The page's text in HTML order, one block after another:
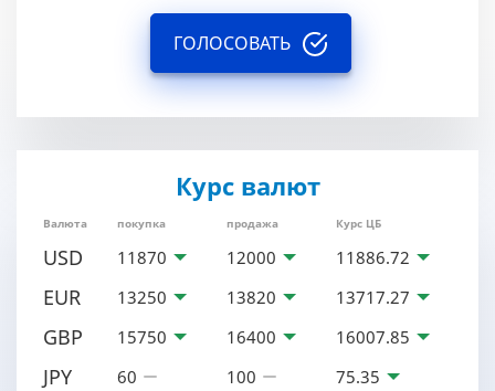
ГОЛОСОВАТЬ
Курс валют
Валюта покупка продажа Курс ЦБ
USD 11870 12000 11886.72
EUR 13250 13820 13717.27
GBP 15750 16400 16007.85
JPY 60 100 75.35